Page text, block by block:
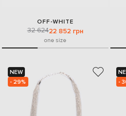
OFF-WHITE
32 62422 852 грн
one size
NEW
- 29%
-